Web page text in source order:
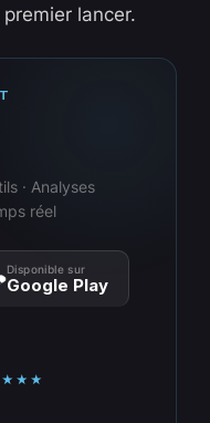
lancer.
· Analyses
réel
Disponible sur
Google Play